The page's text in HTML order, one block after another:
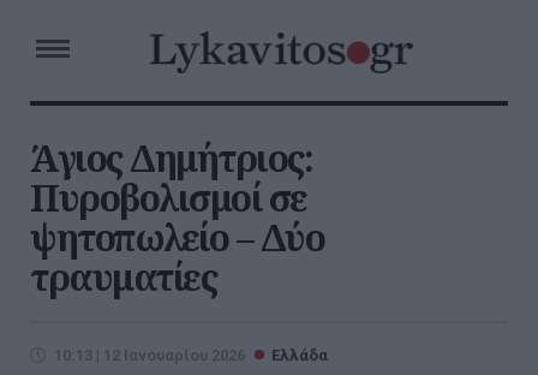
Άγιος Δημήτριος:
Πυροβολισμοί σε
ψητοπωλείο – Δύο
τραυματίες
10:13 | 12 Ιανουαρίου 2026
Ελλάδα